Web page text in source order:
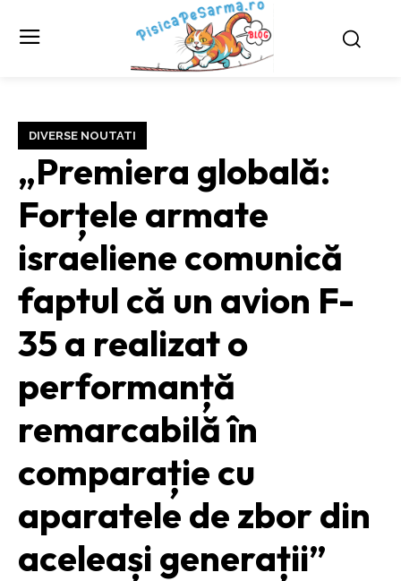
DIVERSE NOUTATI
„Premiera globală:
Forțele armate
israeliene comunică
faptul că un avion F-
35 a realizat o
performanță
remarcabilă în
comparație cu
aparatele de zbor din
aceleași generații”